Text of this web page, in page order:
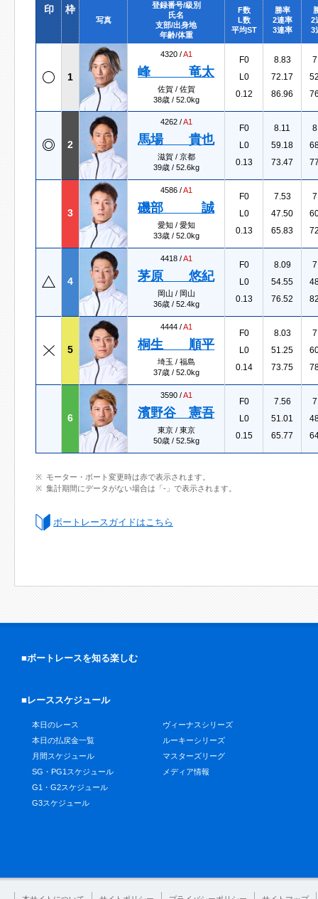
印 枠
写真
登録番号/級別
氏名
支部/出身地
年齢/体重
F数
L数
平均ST
勝率
2連率
3連率
2
3
1
4320 /A1
峰 竜太
佐賀 / 佐賀
38歳 / 52.0kg
F0
L0
0.12
8.83
72.17
86.96
2
4262 /A1
馬場 貴也
滋賀 / 京都
39歳 / 52.6kg
F0
L0
0.13
8.11
59.18
73.47
3
4586 /A1
磯部 誠
愛知 / 愛知
33歳 / 52.0kg
F0
L0
0.13
7.53
47.50
65.83
4
4418 /A1
茅原 悠紀
岡山 / 岡山
36歳 / 52.4kg
F0
L0
0.13
8.09
54.55
76.52
5
4444 /A1
桐生 順平
埼玉 / 福島
37歳 / 52.0kg
F0
L0
0.14
8.03
51.25
73.75
6
3590 /A1
濱野谷 憲吾
東京 / 東京
50歳 / 52.5kg
F0
L0
0.15
7.56
51.01
65.77
モーター・ボート変更時は赤で表示されます。
集計期間にデータがない場合は「-」で表示されます。
ボートレースガイドはこちら
■ボートレースを知る楽しむ
■レーススケジュール
本日のレース
本日の払戻金一覧
月間スケジュール
SG・PG1スケジュール
G1・G2スケジュール
G3スケジュール
ヴィーナスシリーズ
ルーキーシリーズ
マスターズリーグ
メディア情報